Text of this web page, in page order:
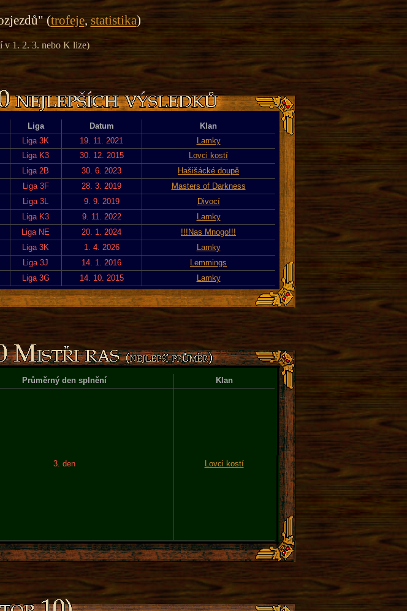
(trofeje,statistika)
v 1. 2. 3. nebo K lize)
Liga Datum
Klan
Liga 3K 19. 11. 2021
Lamky
Liga K3 30. 12. 2015
Lovci kostí
Liga 2B 30. 6. 2023
Hašišácké doupě
Liga 3F 28. 3. 2019
Masters of Darkness
Liga 3L 9. 9. 2019
Divocí
Liga K3 9. 11. 2022
Lamky
Liga NE 20. 1. 2024
!!!Nas Mnogo!!!
Liga 3K 1. 4. 2026
Lamky
Liga 3J 14. 1. 2016
Lemmings
Liga 3G 14. 10. 2015 Lamky
Průměrný den splnění Klan
3. den Lovci kostí